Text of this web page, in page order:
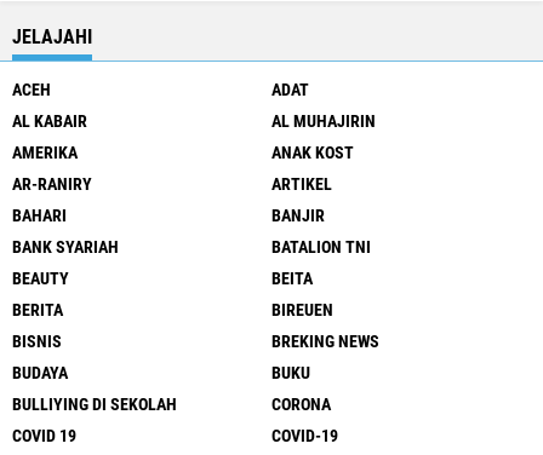
JELAJAHI
ACEH
ADAT
AL KABAIR
AL MUHAJIRIN
AMERIKA
ANAK KOST
AR-RANIRY
ARTIKEL
BAHARI
BANJIR
BANK SYARIAH
BATALION TNI
BEAUTY
BEITA
BERITA
BIREUEN
BISNIS
BREKING NEWS
BUDAYA
BUKU
BULLIYING DI SEKOLAH
CORONA
COVID 19
COVID-19